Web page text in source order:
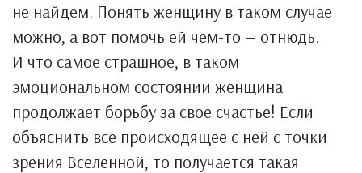
не найдем. Понять женщину в таком случае
можно, а вот помочь ей чем-то — отнюдь.
И что самое страшное, в таком
эмоциональном состоянии женщина
продолжает борьбу за свое счастье! Если
объяснить все происходящее с ней с точки
зрения Вселенной, то получается такая